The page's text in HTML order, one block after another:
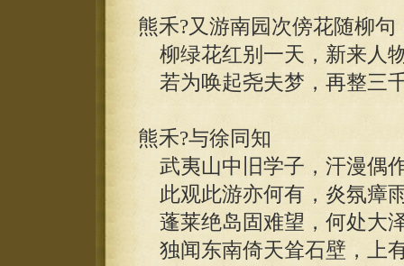
熊禾?又游南园次傍花随柳句
柳绿花红别一天，新来人
若为唤起尧夫梦，再整三
熊禾?与徐同知
武夷山中旧学子，汗漫偶
此观此游亦何有，炎氛瘴
蓬莱绝岛固难望，何处大
独闻东南倚天耸石壁，上